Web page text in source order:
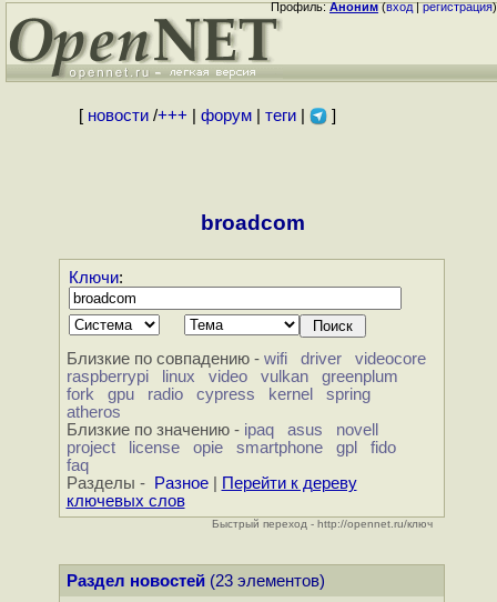
Профиль:Аноним(вход|регистрация)
[ новости/+++ форум| теги| ]
broadcom
Ключи:
Близкие по совпадению - wifi driver
videocore
raspberrypi
linux video vulkan
greenplum
fork
gpu radio cypress kernel
spring
atheros
Близкие по значению - ipaq asus
novell
project
license opie smartphone gpl
fido
faq
Разделы -
Разное|
Перейти к дереву
ключевых слов
Быстрый переход - http://opennet.ru/ключ
Раздел новостей(23 элементов)